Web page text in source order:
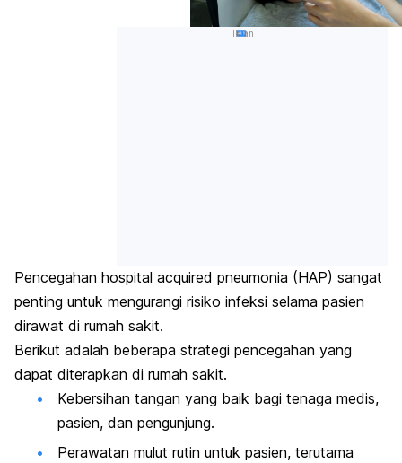
Iklan
Pencegahan hospital acquired pneumonia (HAP) sangat
penting untuk mengurangi risiko infeksi selama pasien
dirawat di rumah sakit.
Berikut adalah beberapa strategi pencegahan yang
dapat diterapkan di rumah sakit.
Kebersihan tangan yang baik bagi tenaga medis,
pasien, dan pengunjung.
Perawatan mulut rutin untuk pasien, terutama